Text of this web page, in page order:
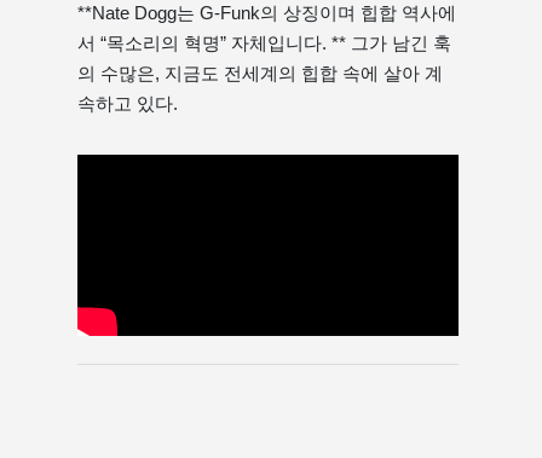
**Nate Dogg는 G-Funk의 상징이며 힙합 역사에
서 “목소리의 혁명” 자체입니다. ** 그가 남긴 훅
의 수많은, 지금도 전세계의 힙합 속에 살아 계
속하고 있다.